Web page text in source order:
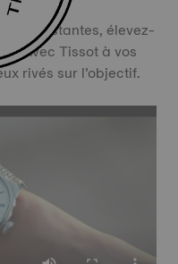
constantes, élevez-
Avec Tissot à vos
rivés sur l’objectif.